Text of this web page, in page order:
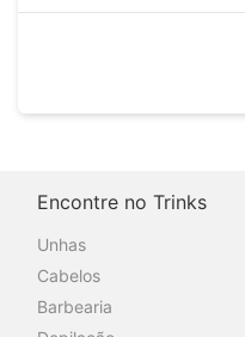
Encontre no Trinks
Unhas
Cabelos
Barbearia